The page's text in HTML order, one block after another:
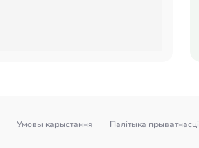
Умовы карыстання Палітыка прыватнасці